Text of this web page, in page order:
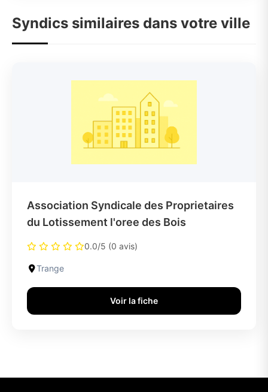
Syndics similaires dans votre ville
Association Syndicale des Proprietaires
du Lotissement l'oree des Bois
0.0/5 (0 avis)
Trange
Voir la fiche